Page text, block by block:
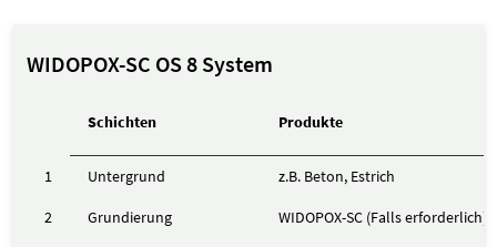
WIDOPOX-SC OS 8 System
Schichten Produkte
1 Untergrund z.B. Beton, Estrich
2 Grundierung WIDOPOX-SC (Falls erforderlich)